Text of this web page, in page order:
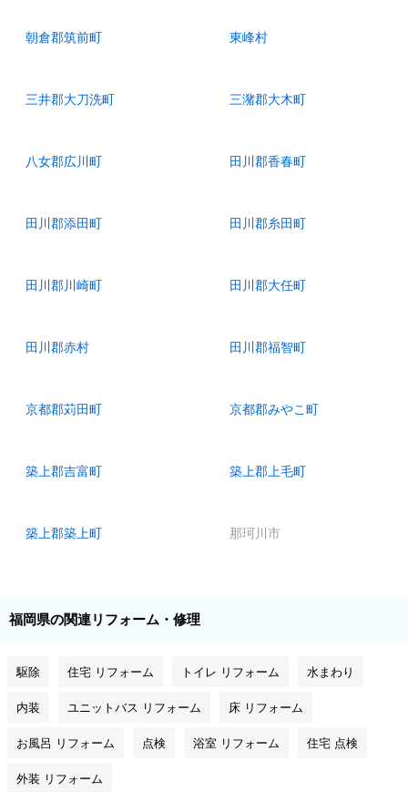
朝倉郡筑前町 東峰村
三井郡大刀洗町 三潴郡大木町
八女郡広川町 田川郡香春町
田川郡添田町 田川郡糸田町
田川郡川崎町 田川郡大任町
田川郡赤村 田川郡福智町
京都郡苅田町 京都郡みやこ町
築上郡吉富町 築上郡上毛町
築上郡築上町 那珂川市
福岡県の関連リフォーム・修理
駆除 住宅 リフォーム トイレ リフォーム 水まわり
内装 ユニットバス リフォーム 床 リフォーム
お風呂 リフォーム 点検 浴室 リフォーム 住宅 点検
外装 リフォーム